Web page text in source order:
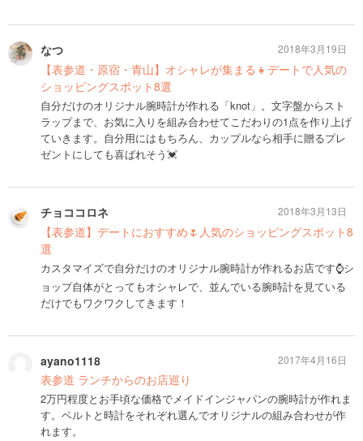
なつ
【表参道・原宿・青山】オシャレが集まる👧デートで人気の
ショッピングスポット8選
自分だけのオリジナル腕時計が作れる「knot」。文字盤からスト
ラップまで、お気に入りを組み合わせてこだわりの1点を作り上げ
ていきます。自分用にはもちろん、カップルなら相手に贈るプレ
ゼントにしても喜ばれそう💓
2018年3月19日
チョココロネ
【表参道】デートにおすすめ🌷人気のショッピングスポット8
選
カスタマイズで自分だけのオリジナル腕時計が作れるお店です⌚シ
ョップ自体がとってもオシャレで、並んでいる腕時計を見ている
だけでもワクワクしてきます！
2018年3月13日
ayano1118
表参道 ランチからのお店巡り
2万円程度とお手頃な価格でメイドインジャパンの腕時計が作れま
す。ベルトと時計をそれぞれ選んでオリジナルの組み合わせが作
れます。
2017年4月16日